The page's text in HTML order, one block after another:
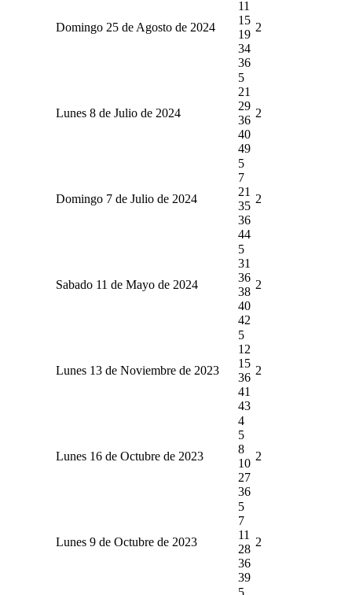
Domingo 25 de Agosto de 2024
11
15
19
34
36
2
Lunes 8 de Julio de 2024
5
21
29
36
40
49
2
Domingo 7 de Julio de 2024
5
7
21
35
36
44
2
Sabado 11 de Mayo de 2024
5
31
36
38
40
42
2
Lunes 13 de Noviembre de 2023
5
12
15
36
41
43
2
Lunes 16 de Octubre de 2023
4
5
8
10
27
36
2
Lunes 9 de Octubre de 2023
5
7
11
28
36
39
2
5